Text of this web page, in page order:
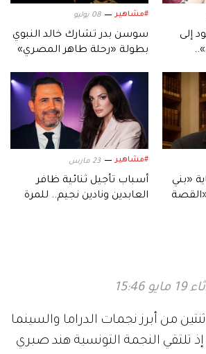
إلى
#مشاهير 08 يوليو
سوسن بدر تشارك خالد النبوي
بطولة «رحلة طاهر المصري»
«بني
#مشاهير 23 مارس
أسباب تأجيل ثنائية ظافر
العابدين ونادين نجيم.. للمرة
15:46
من أبرز نجمات الدراما والسينما
إذ تلتقي النجمة التونسية هند صبري